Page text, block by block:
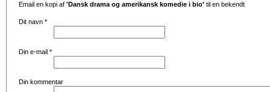
Email en kopi af 'Dansk drama og amerikansk komedie i bio' til en bekendt
Dit navn *
Din e-mail *
Din kommentar